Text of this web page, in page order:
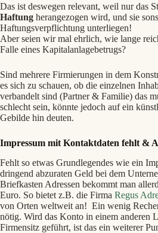
Das ist deswegen relevant, weil nur das
Haftung herangezogen wird, und sie
Haftungsverpflichtung unterliegen!
Aber seien wir mal ehrlich, wie lange
Falle eines Kapitalanlagebetrugs?
Sind mehrere Firmierungen in dem
es sich zu schauen, ob die einzelnen
verbandelt sind (Partner & Familie) das
schlecht sein, könnte jedoch auf ein
Gebilde hin deuten.
Impressum mit Kontaktdaten fehlt &
Fehlt so etwas Grundlegendes wie ein
dringend abzuraten Geld bei dem
Briefkasten Adressen bekommt man
Euro. So bietet z.B. die Firma Regus
von Orten weltweit an! Ein wenig
nötig. Wird das Konto in einem anderen
Firmensitz geführt, ist das ein weiterer